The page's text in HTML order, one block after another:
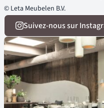
© Leta Meubelen B.V.
Suivez-nous sur